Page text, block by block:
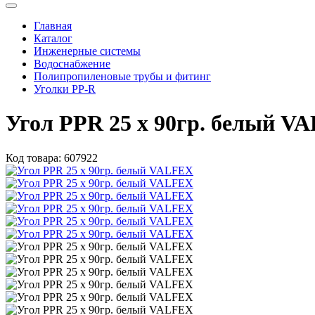
Главная
Каталог
Инженерные системы
Водоснабжение
Полипропиленовые трубы и фитинг
Уголки PP-R
Угол PPR 25 х 90гр. белый
Код товара: 607922